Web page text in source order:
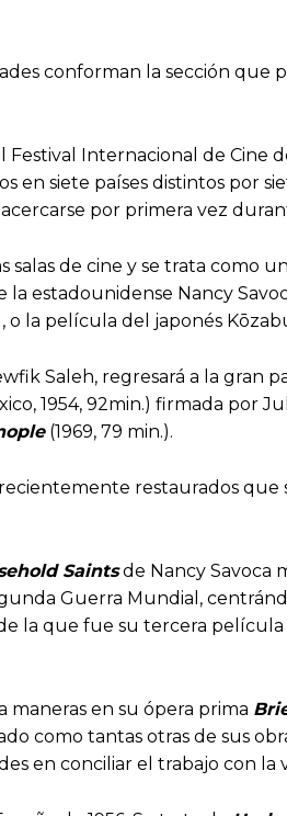
conforman la sección
Internacional de Cine
en siete países distintos por
por primera vez
de cine y se trata como
estadounidense Nancy
o la película del japonés
Saleh, regresará a la
1954, 92min.) firmada por
(1969, 79 min.).
restaurados
Saintsde Nancy Savoca
Guerra Mundial,
la que fue su tercera
maneras en su ópera prima
como tantas otras de sus
en conciliar el trabajo con